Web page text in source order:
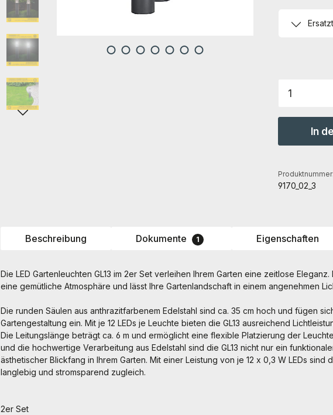
In
Produktnummer:
9170_02_3
Beschreibung Dokumente 1 Eigenschaften
Die LED Gartenleuchten GL13 im 2er Set verleihen Ihrem Garten eine zeitlose
eine gemütliche Atmosphäre und lässt Ihre Gartenlandschaft in einem angenehmen
Die runden Säulen aus anthrazitfarbenem Edelstahl sind ca. 35 cm hoch und fügen
Gartengestaltung ein. Mit je 12 LEDs je Leuchte bieten die GL13 ausreichend
Die Leitungslänge beträgt ca. 6 m und ermöglicht eine flexible Platzierung der
und die hochwertige Verarbeitung aus Edelstahl sind die GL13 nicht nur ein
ästhetischer Blickfang in Ihrem Garten. Mit einer Leistung von je 12 x 0,3 W LEDs sind
langlebig und stromsparend zugleich.
2er Set